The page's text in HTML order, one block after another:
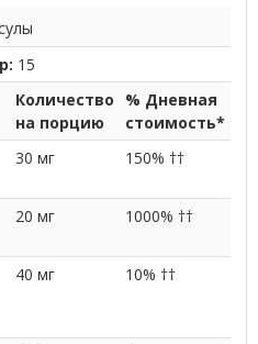
15
Количество
на порцию
% Дневная
стоимость*
30 мг 150% ††
20 мг 1000% ††
40 мг 10% ††